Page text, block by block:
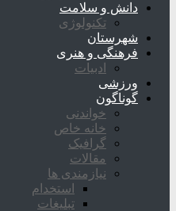
دانش و سلامت
تکنولوژی
شهرستان
فرهنگی و هنری
ادبیات
ورزشی
گوناگون
خواندنی
خانه خاص
گرافیک
مقالات
نیازمندی ها
استخدام
تبلیغات